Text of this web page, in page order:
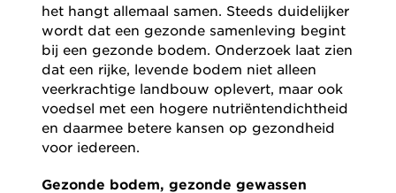
het hangt allemaal samen. Steeds duidelijker
wordt dat een gezonde samenleving begint
bij een gezonde bodem. Onderzoek laat zien
dat een rijke, levende bodem niet alleen
veerkrachtige landbouw oplevert, maar ook
voedsel met een hogere nutriëntendichtheid
en daarmee betere kansen op gezondheid
voor iedereen.
Gezonde bodem, gezonde gewassen